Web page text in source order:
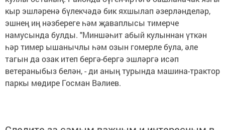
кыр эшләренә бүлекчәдә бик яхшылап әзерләнделәр,
эшнең иң нәзбереге һәм җаваплысы тимерче
намусында булды. "Миншәһит абый кулыннан үткән
һәр тимер ышанычлы һәм озын гомерле була, әле
тагын да озак итеп бергә-бергә эшләргә исәп
ветераныбыз белән, - ди аның турында машина-трактор
паркы мөдире Госман Вәлиев.